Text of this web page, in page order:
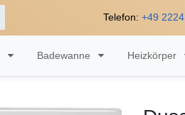
Telefon: +49
Badewanne Heizkörper